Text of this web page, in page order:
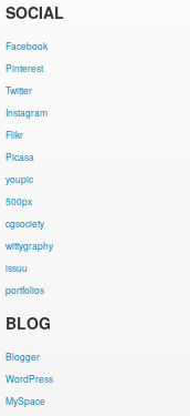
SOCIAL
Facebook
Pinterest
Twitter
Instagram
Flikr
Picasa
youpic
500px
cgsociety
wittygraphy
issuu
portfolios
BLOG
Blogger
WordPress
MySpace